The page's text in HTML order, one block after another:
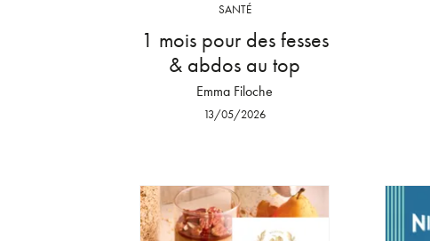
SANTÉ
1 mois pour des fesses
& abdos au top
Emma Filoche
13/05/2026